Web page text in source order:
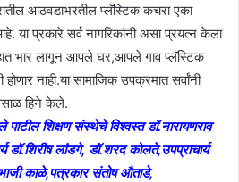
आठवडाभरतील प्लॅस्टिक कचरा एका
या प्रकारे सर्व नागरिकांनी असा प्रयत्न केला
भार लागून आपले घर,आपले गाव प्लॅस्टिक
नाही.या सामाजिक उपक्रमात सर्वांनी
हिने केले.
पाटील शिक्षण संस्थेचे विश्वस्त डॉ.नारायणराव
डॉ.शिरीष लांडगे, डॉ.शरद कोलते,उपप्राचार्य
काळे,पत्रकार संतोष औताडे,